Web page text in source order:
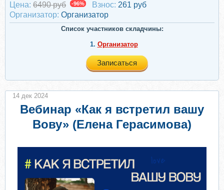
Цена: 6490 руб -96% Взнос: 261 руб
Организатор: Организатор
Список участников складчины:
1. Организатор
Записаться
Вебинар «Как я встретил вашу
Вову» (Елена Герасимова)
14 дек 2024